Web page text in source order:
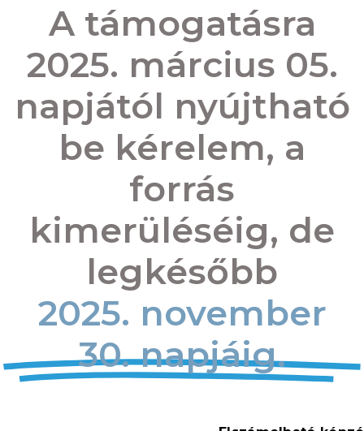
A támogatásra
2025. március 05.
napjától nyújtható
be kérelem, a
forrás
kimerüléséig, de
legkésőbb
2025. november
30. napjáig.